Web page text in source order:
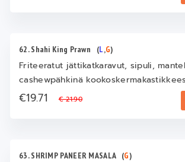
62. Shahi King Prawn (L,G)
Friteeratut jättikatkaravut, sipuli,
cashewpähkinä
€19.71€ 21.90
63. SHRIMP PANEER MASALA (G)